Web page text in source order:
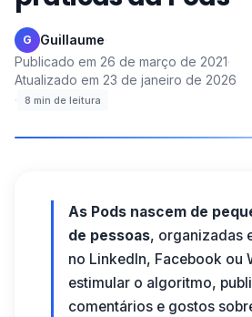
G Guillaume·
Publicado em 26 de março de 2021·
Atualizado em 23 de janeiro de 2026
·
8 min de leitura
As Pods nascem de
de pessoas, organizadas
no LinkedIn, Facebook ou
estimular o algoritmo,
comentários e gostos